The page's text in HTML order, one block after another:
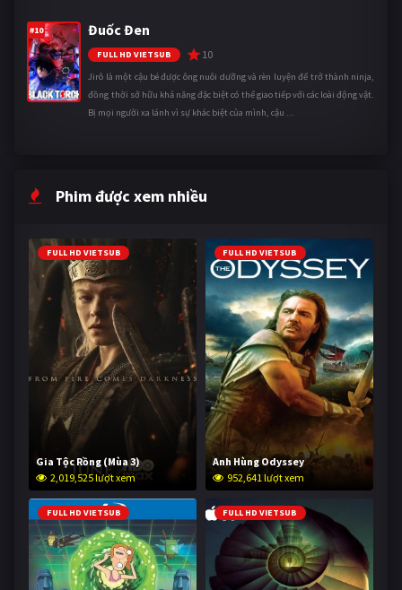
#10 Đuốc Đen
FULL HD VIETSUB 10
Jirô là một cậu bé được ông nuôi dưỡng và rèn luyện để trở thành ninja,
đồng thời sở hữu khả năng đặc biệt có thể giao tiếp với các loài động vật.
Bị mọi người xa lánh vì sự khác biệt của mình, cậu ...
Phim được xem nhiều
FULL HD VIETSUB
Gia Tộc Rồng (Mùa 3)
2,019,525 lượt xem
FULL HD VIETSUB
Anh Hùng Odyssey
952,641 lượt xem
FULL HD VIETSUB FULL HD VIETSUB